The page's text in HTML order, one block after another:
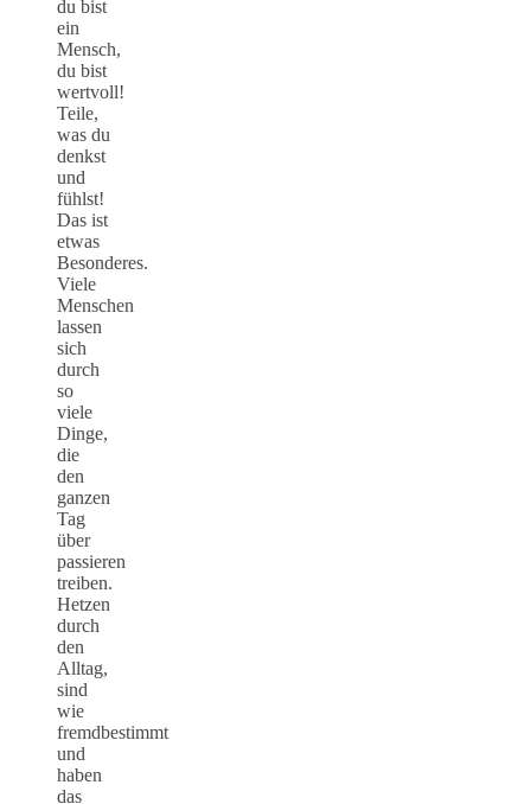
du bist
ein
Mensch,
du bist
wertvoll!
Teile,
was du
denkst
und
fühlst!
Das ist
etwas
Besonderes.
Viele
Menschen
lassen
sich
durch
so
viele
Dinge,
die
den
ganzen
Tag
über
passieren
treiben.
Hetzen
durch
den
Alltag,
sind
wie
fremdbestimmt
und
haben
das